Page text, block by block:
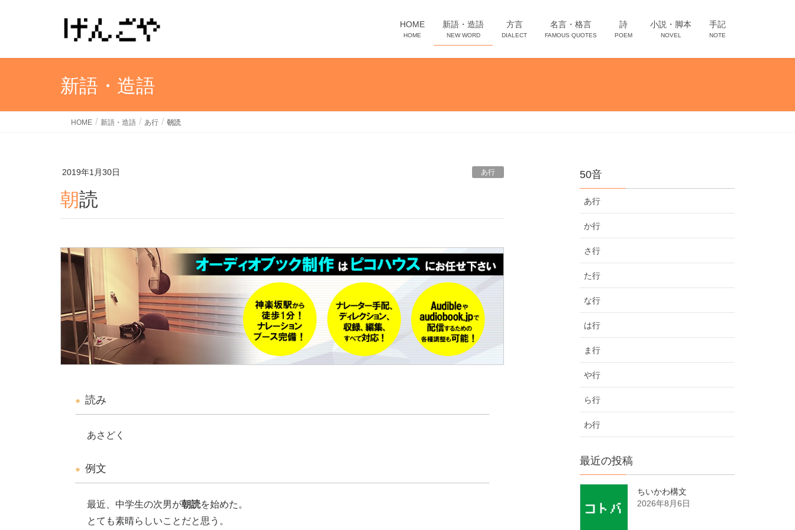
HOME
HOME
新語・造語
NEW WORD
方言
DIALECT
名言・格言
FAMOUS QUOTES
詩
POEM
小説・脚本
NOVEL
手記
NOTE
新語・造語
HOME 新語・造語 あ行 朝読
2019年1月30日 あ行
朝読
読み
あさどく
例文
最近、中学生の次男が朝読を始めた。
とても素晴らしいことだと思う。
50音
あ行
か行
さ行
た行
な行
は行
ま行
や行
ら行
わ行
最近の投稿
ちいかわ構文
2026年8月6日